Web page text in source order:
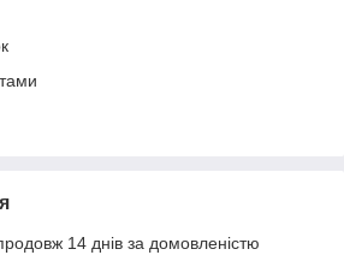
14 днів за домовленістю